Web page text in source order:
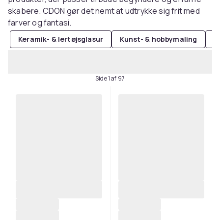
skabere. CDON gør det nemt at udtrykke sig frit med
farver og fantasi.
Keramik- & lertøjsglasur Kunst- & hobbymaling
Side 1 af 97